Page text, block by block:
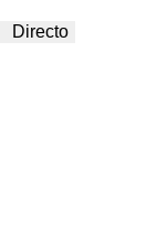
Directo